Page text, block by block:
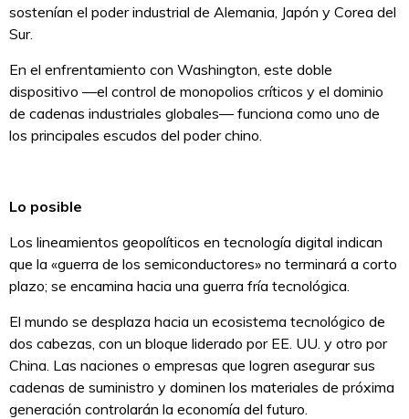
sostenían el poder industrial de Alemania, Japón y Corea del
Sur.
En el enfrentamiento con Washington, este doble
dispositivo —el control de monopolios críticos y el dominio
de cadenas industriales globales— funciona como uno de
los principales escudos del poder chino.
Lo posible
Los lineamientos geopolíticos en tecnología digital indican
que la «guerra de los semiconductores» no terminará a corto
plazo; se encamina hacia una guerra fría tecnológica.
El mundo se desplaza hacia un ecosistema tecnológico de
dos cabezas, con un bloque liderado por EE. UU. y otro por
China. Las naciones o empresas que logren asegurar sus
cadenas de suministro y dominen los materiales de próxima
generación controlarán la economía del futuro.